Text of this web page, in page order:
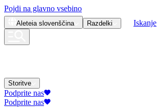
Pojdi na glavno vsebino
Aleteia slovenščina Razdelki Iskanje
Storitve
Podprite nas
Podprite nas